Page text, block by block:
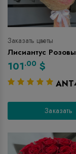
Заказать цветы
Лисиантус
101.00 $
Заказать